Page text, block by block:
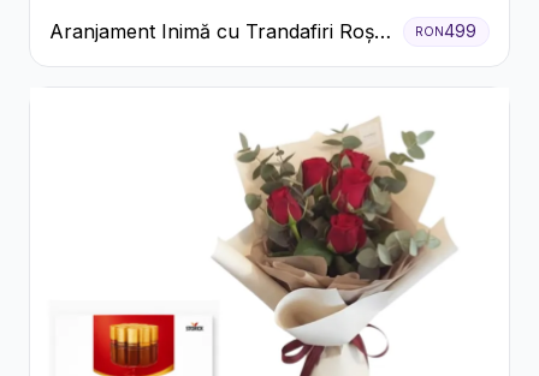
Aranjament Inimă cu Trandafiri Roșii
și Floarea Miresei
RON499